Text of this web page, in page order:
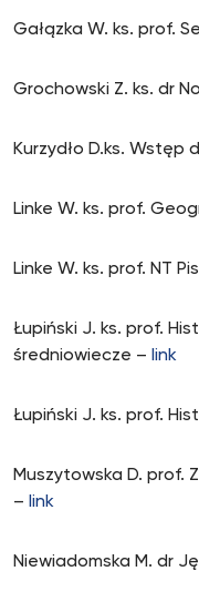
Gałązka W. ks. prof.
Grochowski Z. ks. dr
Kurzydło D.ks. Wstęp
Linke W. ks. prof.
Linke W. ks. prof. NT
Łupiński J. ks. prof.
średniowiecze – link
Łupiński J. ks. prof.
Muszytowska D. prof.
– link
Niewiadomska M. dr